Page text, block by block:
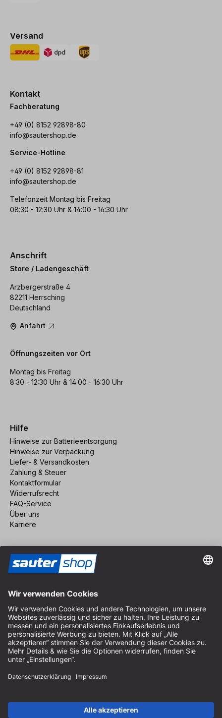
Versand
Kontakt
Fachberatung
+49 (0) 8152 92898-80
info@sautershop.de
Service-Hotline
+49 (0) 8152 92898-81
info@sautershop.de
Telefonzeit Montag bis Freitag
08:30 - 12:30 Uhr & 14:00 - 16:30 Uhr
Anschrift
Store / Ladengeschäft
Arzbergerstraße 4
82211 Herrsching
Deutschland
Anfahrt
Öffnungszeiten vor Ort
Montag bis Freitag
8:30 - 12:30 Uhr & 14:00 - 16:30 Uhr
Hilfe
Hinweise zur Batterieentsorgung
Hinweise zur Verpackung
Liefer- & Versandkosten
Zahlung & Steuer
Kontaktformular
Widerrufsrecht
FAQ-Service
Über uns
Karriere
Impressum
AGB
Datenschutz
Cookie-Einstellungen
© 2026 sauter GmbH
* kostenloser Versand ab 150 Euro Bestellwert innerhalb
Deutschlands für die Standard-Paketgrößen - ausgenommen